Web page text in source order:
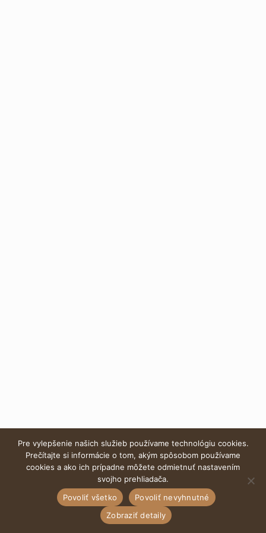
Pre vylepšenie našich služieb používame technológiu cookies.
Prečítajte si informácie o tom, akým spôsobom používame
cookies a ako ich prípadne môžete odmietnuť nastavením
svojho prehliadača.
Povoliť všetko
Povoliť nevyhnutné
Zobraziť detaily